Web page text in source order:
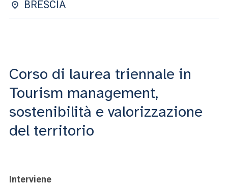
BRESCIA
Corso di laurea triennale in
Tourism management,
sostenibilità e valorizzazione
del territorio
Interviene